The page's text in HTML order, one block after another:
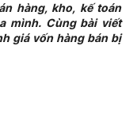
hàng, kho, kế toán
mình. Cùng bài viết
giá vốn hàng bán bị